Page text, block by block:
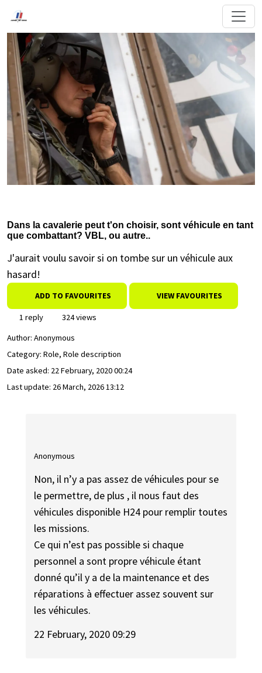
Dans la cavalerie peut t'on choisir, sont véhicule en tant
que combattant? VBL, ou autre..
J'aurait voulu savoir si on tombe sur un véhicule aux
hasard!
ADD TO FAVOURITES VIEW FAVOURITES
1 reply
324 views
Author: Anonymous
Category: Role, Role description
Date asked: 22 February, 2020 00:24
Last update: 26 March, 2026 13:12
Anonymous
Non, il n’y a pas assez de véhicules pour se
le permettre, de plus , il nous faut des
véhicules disponible H24 pour remplir toutes
les missions.
Ce qui n’est pas possible si chaque
personnel a sont propre véhicule étant
donné qu’il y a de la maintenance et des
réparations à effectuer assez souvent sur
les véhicules.
22 February, 2020 09:29